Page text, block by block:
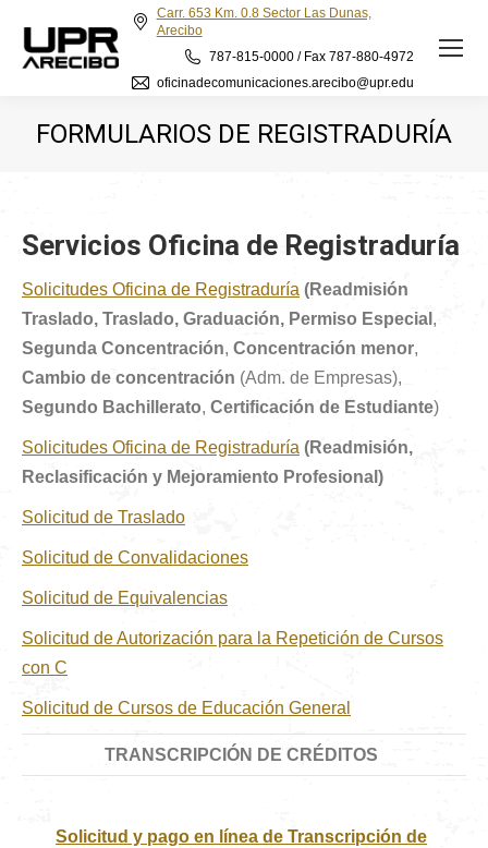
Carr. 653 Km. 0.8 Sector Las Dunas,
Arecibo
787-815-0000 / Fax 787-880-4972
oficinadecomunicaciones.arecibo@upr.edu
FORMULARIOS DE REGISTRADURÍA
Servicios Oficina de Registraduría
Solicitudes Oficina de Registraduría (Readmisión
Traslado, Traslado, Graduación, Permiso Especial ,
Segunda Concentración, Concentración menor,
Cambio de concentración (Adm. de Empresas),
Segundo Bachillerato, Certificación de Estudiante)
Solicitudes Oficina de Registraduría (Readmisión,
Reclasificación y Mejoramiento Profesional)
Solicitud de Traslado
Solicitud de Convalidaciones
Solicitud de Equivalencias
Solicitud de Autorización para la Repetición de Cursos
con C
Solicitud de Cursos de Educación General
TRANSCRIPCIÓN DE CRÉDITOS
Solicitud y pago en línea de Transcripción de